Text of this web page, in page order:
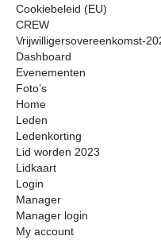
Cookiebeleid (EU)
CREW
Vrijwilligersovereenkomst-
Dashboard
Evenementen
Foto’s
Home
Leden
Ledenkorting
Lid worden 2023
Lidkaart
Login
Manager
Manager login
My account